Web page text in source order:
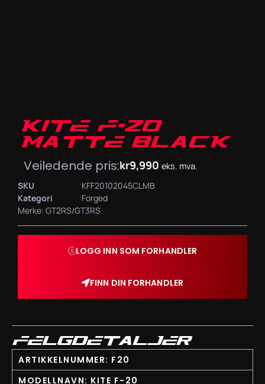
KITE F-20
MATTE BLACK
Veiledende pris:kr9,990 eks. mva.
SKU
KFF20102045CLMB
Kategori
Forged
Merke: GT2RS/GT3RS
LOGG INN SOM FORHANDLER
FINN DIN FORHANDLER
FELGDETALJER
ARTIKKELNUMMER: F20
MODELLNAVN: KITE F-20